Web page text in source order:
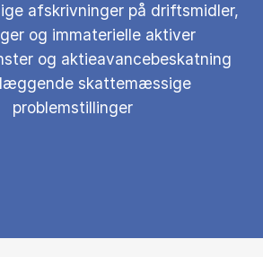
afskrivninger på driftsmidler,
og immaterielle aktiver
og aktieavancebeskatning
skattemæssige
problemstillinger